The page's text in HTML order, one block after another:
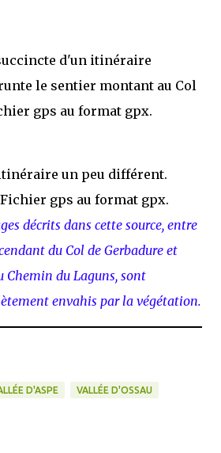
d'un itinéraire
le sentier montant au Col
gps au format gpx.
un peu différent.
gps au format gpx.
décrits dans cette source, entre
du Col de Gerbadure et
Chemin du Laguns, sont
envahis par la végétation.
D'ASPE VALLÉE D'OSSAU